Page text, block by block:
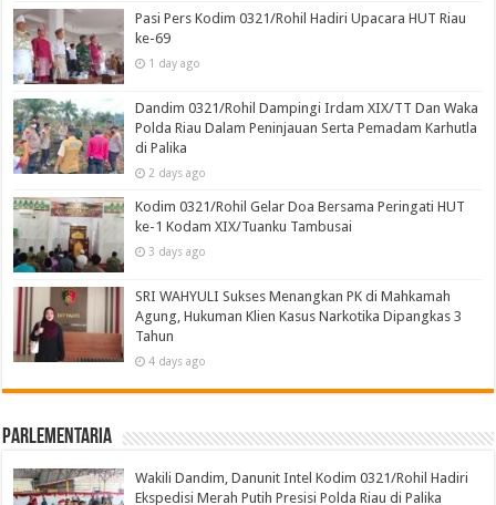
Pasi Pers Kodim 0321/Rohil Hadiri Upacara HUT Riau
ke-69
1 day ago
Dandim 0321/Rohil Dampingi Irdam XIX/TT Dan Waka
Polda Riau Dalam Peninjauan Serta Pemadam Karhutla
di Palika
2 days ago
Kodim 0321/Rohil Gelar Doa Bersama Peringati HUT
ke-1 Kodam XIX/Tuanku Tambusai
3 days ago
SRI WAHYULI Sukses Menangkan PK di Mahkamah
Agung, Hukuman Klien Kasus Narkotika Dipangkas 3
Tahun
4 days ago
Parlementaria
Wakili Dandim, Danunit Intel Kodim 0321/Rohil Hadiri
Ekspedisi Merah Putih Presisi Polda Riau di Palika